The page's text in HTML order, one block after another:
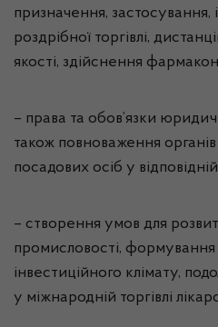
призначення, застосування,
роздрібної торгівлі,
якості, здійснення
– права та обов’язки
також повноваження
посадових осіб у
– створення умов для
промисловості, формування
інвестиційного клімату,
у міжнародній торгівлі